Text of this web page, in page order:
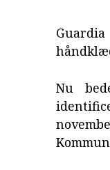
Nu